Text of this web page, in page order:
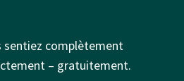
sentiez complètement
– gratuitement.